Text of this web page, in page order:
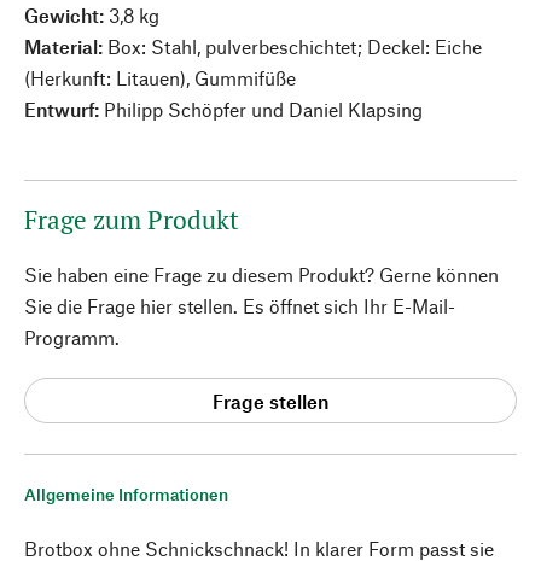
Allgemeine Informationen
Brotbox ohne Schnickschnack! In klarer Form passt sie
Gewicht: 3,8 kg
Material: Box: Stahl, pulverbeschichtet; Deckel: Eiche
(Herkunft: Litauen), Gummifüße
Entwurf: Philipp Schöpfer und Daniel Klapsing
Frage zum Produkt
Sie haben eine Frage zu diesem Produkt? Gerne können
Sie die Frage hier stellen. Es öffnet sich Ihr E-Mail-
Programm.
Frage stellen